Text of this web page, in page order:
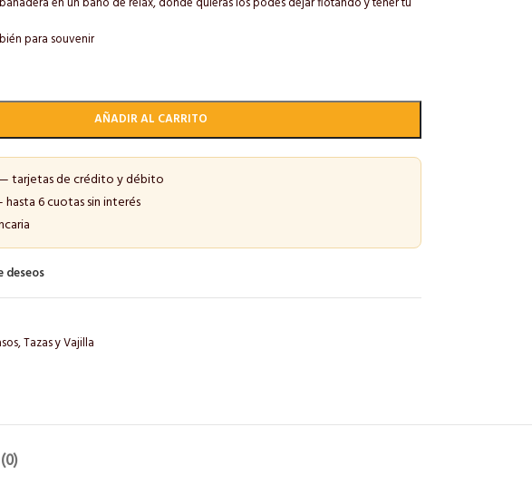
para souvenir
AÑADIR AL CARRITO
tarjetas de crédito y débito
6 cuotas sin interés
deseos
Tazas y Vajilla